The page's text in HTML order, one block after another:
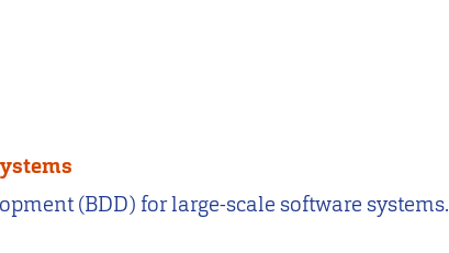
(BDD) for large-scale software systems.